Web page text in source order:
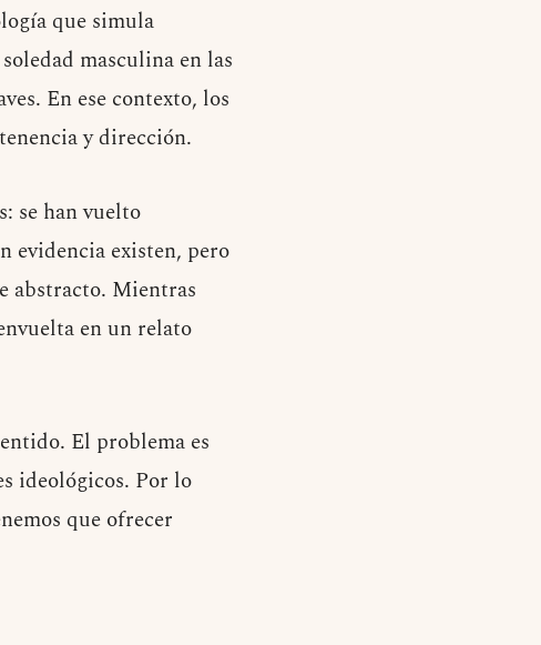
que simula
masculina en las
En ese contexto, los
y dirección.
se han vuelto
evidencia existen, pero
abstracto. Mientras
en un relato
El problema es
ideológicos. Por lo
que ofrecer